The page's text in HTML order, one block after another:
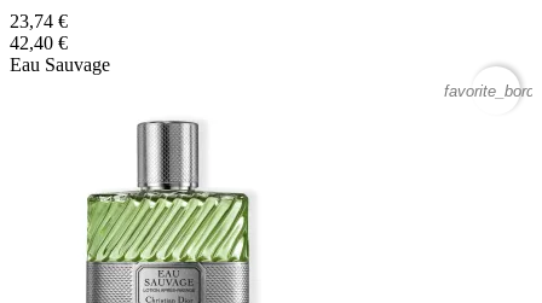
23,74 €
42,40 €
Eau Sauvage